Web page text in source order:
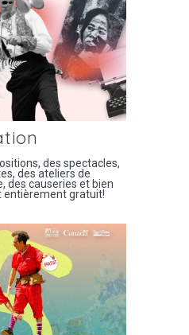
des spectacles,
des ateliers de
des causeries et bien
entièrement gratuit!